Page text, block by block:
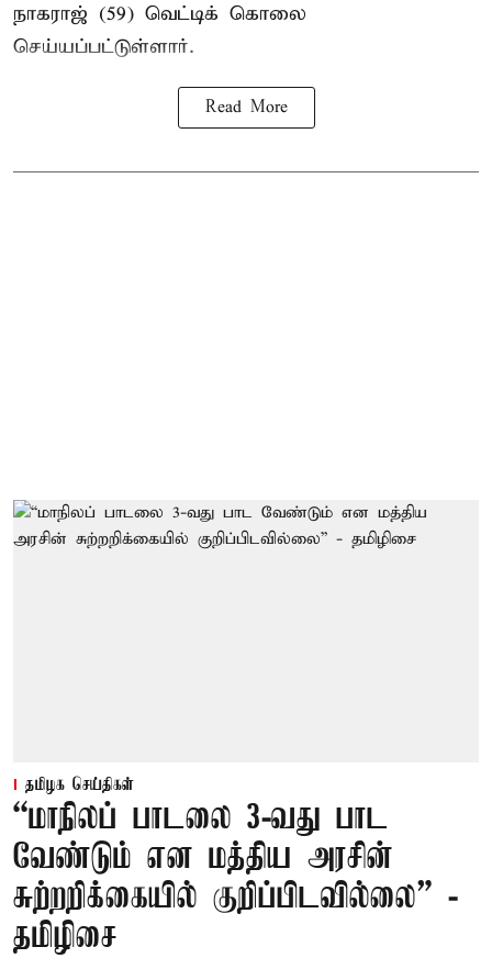
நாகராஜ் (59) வெட்டிக் கொலை
செய்யப்பட்டுள்ளார்.
Read More
தமிழக செய்திகள்
“மாநிலப் பாடலை 3-வது பாட
வேண்டும் என மத்திய அரசின்
சுற்றறிக்கையில் குறிப்பிடவில்லை” -
தமிழிசை